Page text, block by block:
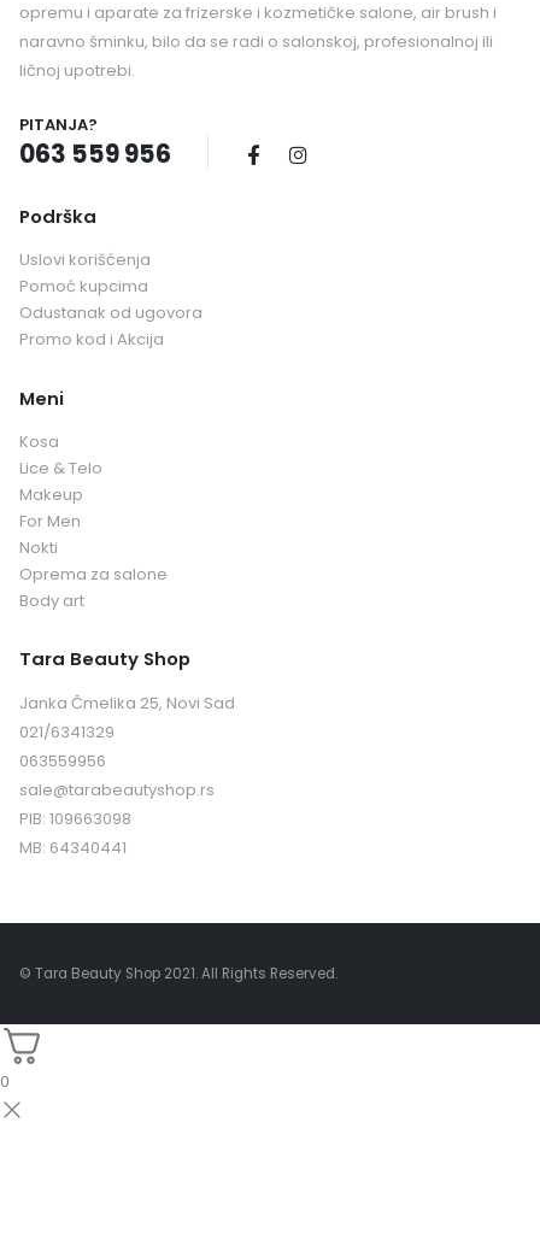
opremu i aparate za frizerske i kozmetičke salone, air brush i
naravno šminku, bilo da se radi o salonskoj, profesionalnoj ili
ličnoj upotrebi.
PITANJA?
063 559 956
Podrška
Uslovi korišćenja
Pomoć kupcima
Odustanak od ugovora
Promo kod i Akcija
Meni
Kosa
Lice & Telo
Makeup
For Men
Nokti
Oprema za salone
Body art
Tara Beauty Shop
Janka Čmelika 25, Novi Sad
021/6341329
063559956
sale@tarabeautyshop.rs
PIB: 109663098
MB: 64340441
© Tara Beauty Shop 2021. All Rights Reserved.
0